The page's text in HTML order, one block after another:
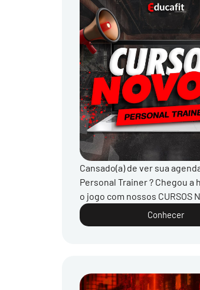
Cansado(a) de ver sua
Personal Trainer ? Chegou a
o jogo com nossos CURSOS
Conhecer